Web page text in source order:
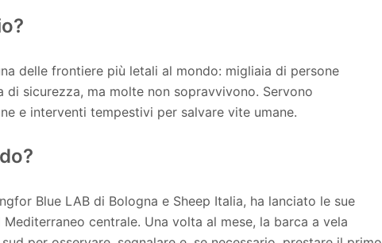
delle frontiere più letali al mondo: migliaia di persone
sicurezza, ma molte non sopravvivono. Servono
e interventi tempestivi per salvare vite umane.
Blue LAB di Bologna e Sheep Italia, ha lanciato le sue
centrale. Una volta al mese, la barca a vela